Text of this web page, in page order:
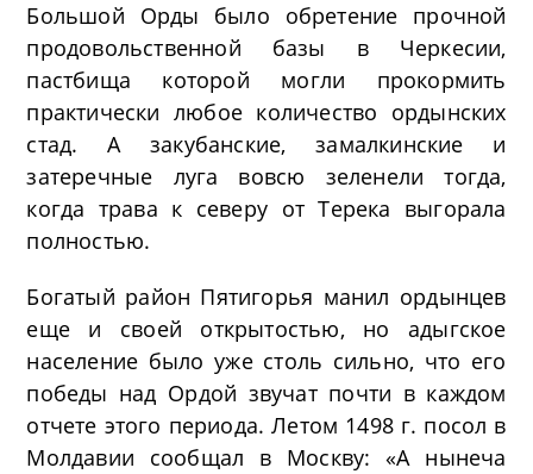
Большой Орды было обретение прочной
продовольственной базы в Черкесии,
пастбища которой могли прокормить
практически любое количество ордынских
стад. А закубанские, замалкинские и
затеречные луга вовсю зеленели тогда,
когда трава к северу от Терека выгорала
полностью.
Богатый район Пятигорья манил ордынцев
еще и своей открытостью, но адыгское
население было уже столь сильно, что его
победы над Ордой звучат почти в каждом
отчете этого периода. Летом 1498 г. посол в
Молдавии сообщал в Москву: «А нынеча